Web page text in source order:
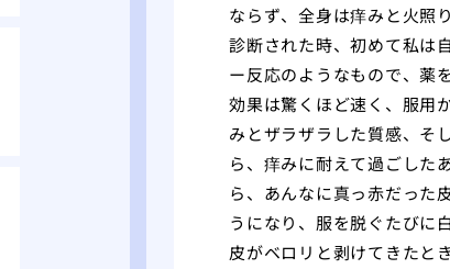
ならず、全身は痒みと火照
診断された時、初めて私は
ー反応のようなもので、薬
効果は驚くほど速く、服用
みとザラザラした質感、そ
ら、痒みに耐えて過ごした
ら、あんなに真っ赤だった
うになり、服を脱ぐたびに
皮がベロリと剥けてきたと